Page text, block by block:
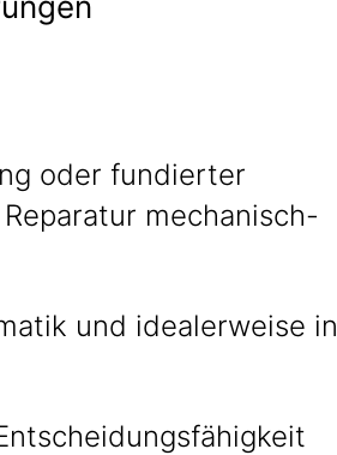
oder fundierter
mechanisch-
und idealerweise in